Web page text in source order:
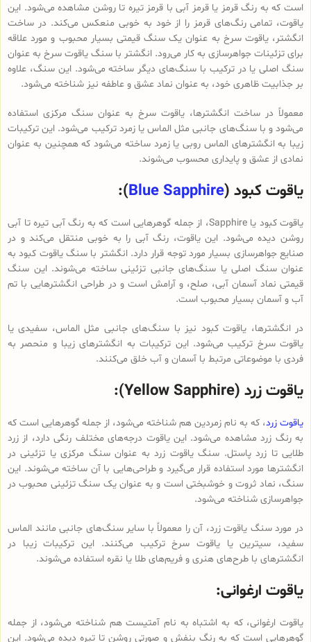
است که به رنگ قرمز یا قرمز آبی با قرمز تیره تا روشن مشاهده می‌شود. این
یاقوت، تمامی رنگ‌های قرمز را از خود به خوبی منعکس می‌کند. در ساخت
انگشتر، یاقوت سرخ به عنوان یک سنگ قیمتی بسیار محبوب و مورد علاقه
برای تزئینات جواهرسازی به کار می‌رود. انگشتر با سنگ یاقوت سرخ به عنوان
سنگ اصلی یا در ترکیب با سنگ‌های دیگر ساخته می‌شود. این سنگ، علاوه
بر جذابیت ظاهری خود، به عنوان نماد عشق و عاطفه نیز شناخته می‌شود.
معمولاً در ساخت انگشترها، یاقوت سرخ به عنوان سنگ مرکزی استفاده
می‌شود و با سنگ‌های جانبی مثل الماس یا زمرد ترکیب می‌شود. این ترکیبات
زیبا به انگشترهای الماس روبی یا زمرد ساخته می‌شود که همچنین به عنوان
نمادی از عشق و پایداری محسوب می‌شوند.
یاقوت کبود (Blue Sapphire
):
یاقوت کبود یا Sapphire، از جمله گوهرهایی است که به رنگ آبی تیره تا آبی
روشن دیده می‌شود. این یاقوت، رنگ آبی را به خوبی منتقل می‌کند و در
صنایع جواهرسازی بسیار مورد توجه قرار دارد. انگشتر با سنگ یاقوت کبود به
عنوان سنگ اصلی یا سنگ‌های جانبی تزئینی ساخته می‌شوند. این سنگ
قیمتی نماد آسمان آبی، صلح، و آرامش است و در طراحی انگشترهایی با تم
آب و آسمان بسیار محبوب است.
در انگشترها، یاقوت کبود نیز با سنگ‌های جانبی مثل الماس، سفیدی یا
یاقوت سرخ ترکیب می‌شود. این ترکیبات به انگشترهای زیبا و منحصر به
فردی با موضوعاتی مرتبط با آسمان و آب خلق می‌کنند.
یاقوت زرد (Yellow Sapphire):
یاقوت زرد، که به نام زمردین هم شناخته می‌شود، از جمله گوهرهایی است که
به رنگ زرد مشاهده می‌شود. این یاقوت درجه‌های مختلف رنگی دارد، از زرد
طلایی تا زرد پاستل. سنگ یاقوت زرد به عنوان سنگ مرکزی یا تزئینی در
انگشترها مورد استفاده قرار می‌گیرد و طراحی‌هایی با آن ساخته می‌شوند. این
سنگ، نماد ثروت و خوشبختی است و به عنوان یک سنگ تزئینی محبوب در
جواهرسازی شناخته می‌شود.
در مورد سنگ یاقوت زرد، آن را معمولاً با سایر سنگ‌های جانبی مانند الماس
سفید، سیترین یا یاقوت سرخ ترکیب می‌کنند. این ترکیبات زیبا در
انگشترهای با طرح‌های هنری و فریم‌های طلا یا نقره استفاده می‌شوند.
یاقوت ارغوانی:
یاقوت ارغوانی، که به اشتباه به نام آمتیست هم شناخته می‌شود، از جمله
گوهرهایی است که به رنگ بنفش و صورتی روشن تا تیره دیده می‌شود. این